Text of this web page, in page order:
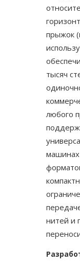
прыжок
тысяч
любого
машинах
нитей и